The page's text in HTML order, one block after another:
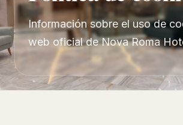
Información sobre el uso de
web oficial de Nova Roma